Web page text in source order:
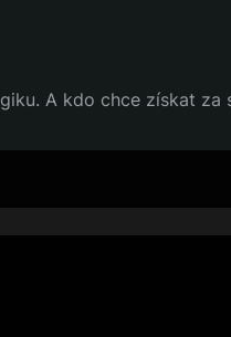
A kdo chce získat za